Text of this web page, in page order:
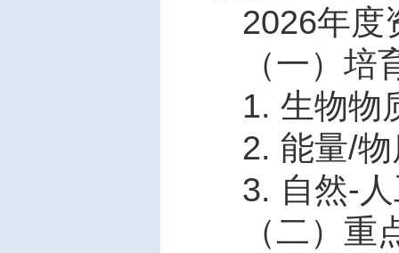
2026年度
（一）培
1. 生物物
2. 能量/
3. 自然-
（二）